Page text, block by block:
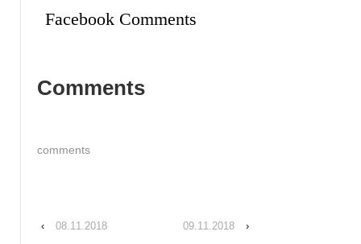
Facebook Comments
Comments
comments
‹ 08.11.2018 09.11.2018 ›